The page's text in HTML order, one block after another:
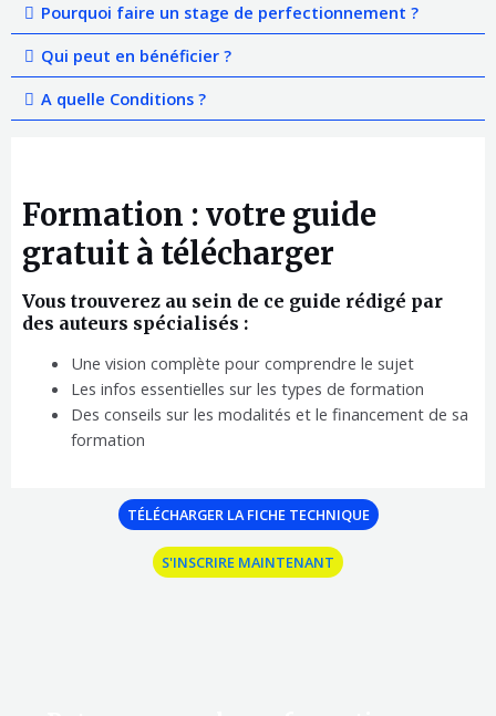
Pourquoi faire un stage de perfectionnement ?
Qui peut en bénéficier ?
A quelle Conditions ?
Formation : votre guide
gratuit à télécharger
Vous trouverez au sein de ce guide rédigé par
des auteurs spécialisés :
Une vision complète pour comprendre le sujet
Les infos essentielles sur les types de formation
Des conseils sur les modalités et le financement de sa
formation
TÉLÉCHARGER LA FICHE TECHNIQUE
S'INSCRIRE MAINTENANT